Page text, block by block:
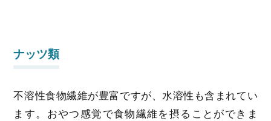
ナッツ類
不溶性食物繊維が豊富ですが、水溶性も含まれてい
ます。おやつ感覚で食物繊維を摂ることができま